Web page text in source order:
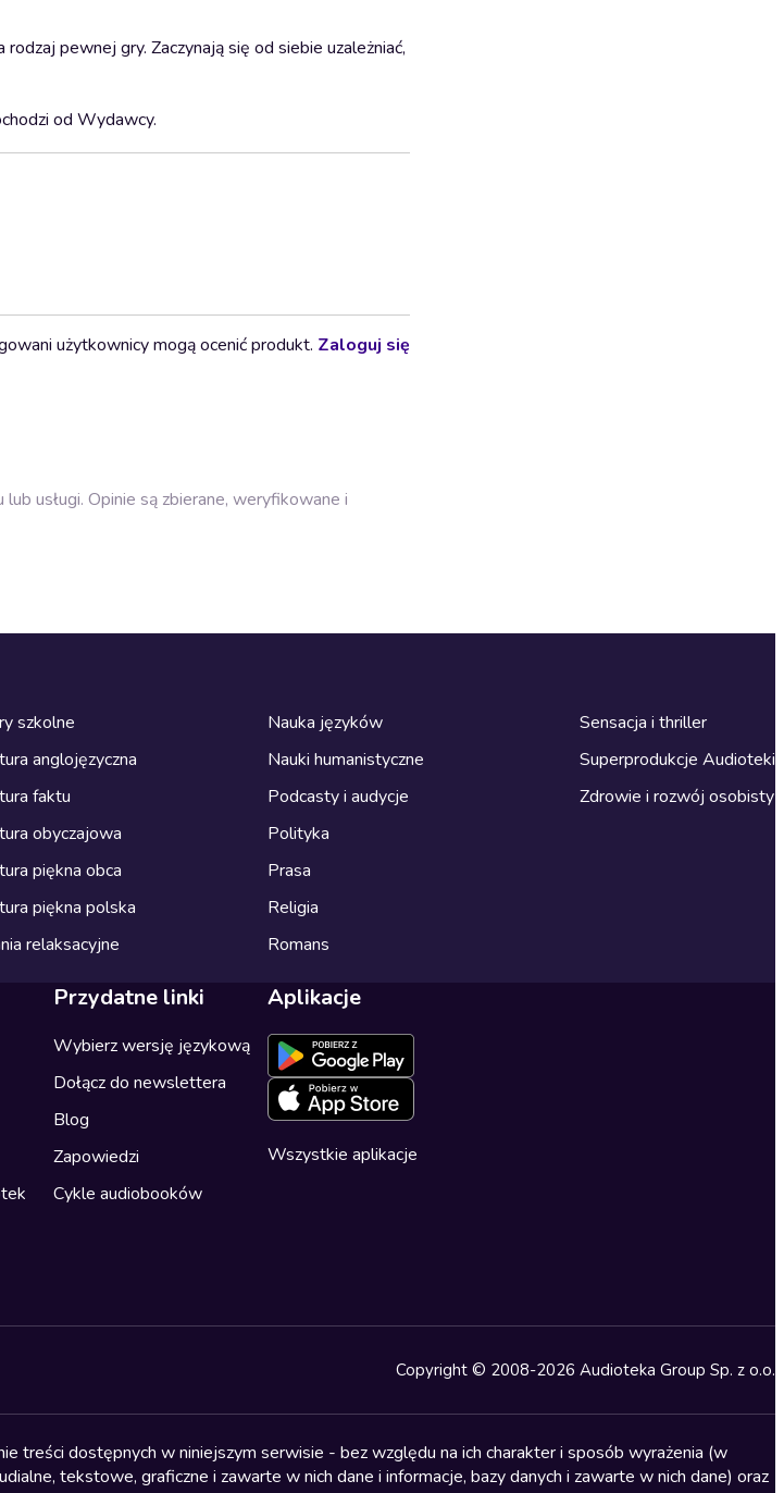
pewnej gry. Zaczynają się od siebie uzależniać,
od Wydawcy.
użytkownicy mogą ocenić produkt. Zaloguj się
usługi. Opinie są zbierane, weryfikowane i
szkolne
anglojęzyczna
faktu
obyczajowa
piękna obca
piękna polska
relaksacyjne
Nauka języków
Nauki humanistyczne
Podcasty i audycje
Polityka
Prasa
Religia
Romans
Sensacja i thriller
Superprodukcje Audioteki
Zdrowie i rozwój osobisty
Przydatne linki
Wybierz wersję językową
Dołącz do newslettera
Blog
Zapowiedzi
Cykle audiobooków
Aplikacje
Wszystkie aplikacje
Copyright © 2008-2026 Audioteka Group Sp. z o.o.
treści dostępnych w niniejszym serwisie - bez względu na ich charakter i sposób wyrażenia (w
tekstowe, graficzne i zawarte w nich dane i informacje, bazy danych i zawarte w nich dane) oraz